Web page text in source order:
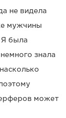
не видела
мужчины
Я была
знала
может